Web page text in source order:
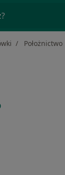
Położnictwo